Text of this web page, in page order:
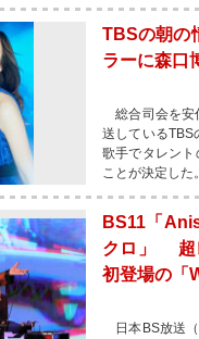
TBSの朝の
ラーに森口
総合司会を安
送しているTBS
歌手でタレン
ことが決定し
BS11「
クロ」 超
初登場の「
日本BS放送